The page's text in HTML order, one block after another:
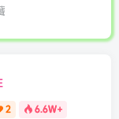
2 6.6W+